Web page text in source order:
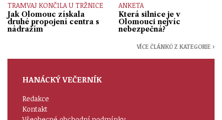
TRAMVAJ KONČILA U TRŽNICE
Jak Olomouc získala
druhé propojení centra s
nádražím
ANKETA
Která silnice je v
Olomouci nejvíc
nebezpečná?
VÍCE ČLÁNKŮ Z KATEGORIE ›
HANÁCKÝ VEČERNÍK
Redakce
Kontakt